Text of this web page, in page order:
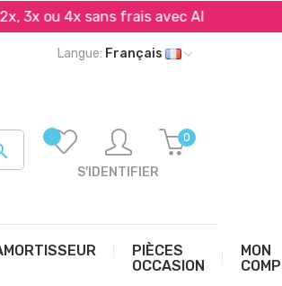
ou 4x sans frais avec Alma et PayPal*
Langue: Français
S'IDENTIFIER
0
PIÈCES
OCCASION
MON